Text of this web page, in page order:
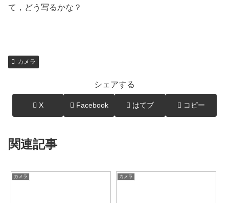
て，どう写るかな？
カメラ
シェアする
X Facebook はてブ コピー
関連記事
カメラ カメラ